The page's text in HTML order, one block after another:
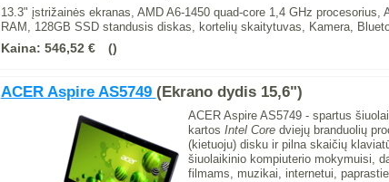
13.3" įstrižainės ekranas, AMD A6-1450 quad-core 1,4 GHz
RAM, 128GB SSD standusis diskas, kortelių skaitytuvas, Kamera,
Kaina: 546,52 €
ACER Aspire AS5749 (Ekrano dydis 15,6")
ACER Aspire AS5749 - spartus
kartos Intel Coredviejų branduolių
(kietuoju) disku ir pilna skaičių
šiuolaikinio kompiuterio mokymuisi,
filmams, muzikai, internetui,